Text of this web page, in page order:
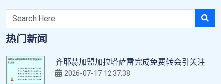
热门新闻
齐耶赫加盟加拉塔萨雷完成免费转会引关注
2026-07-17 12:37:38